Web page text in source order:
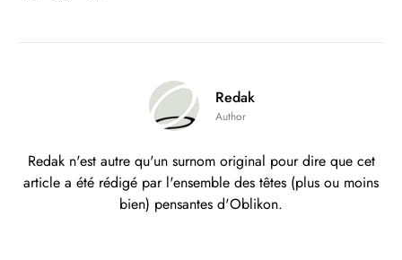
Redak
Author
Redak n'est autre qu'un surnom original pour dire que cet
article a été rédigé par l'ensemble des têtes (plus ou moins
bien) pensantes d'Oblikon.